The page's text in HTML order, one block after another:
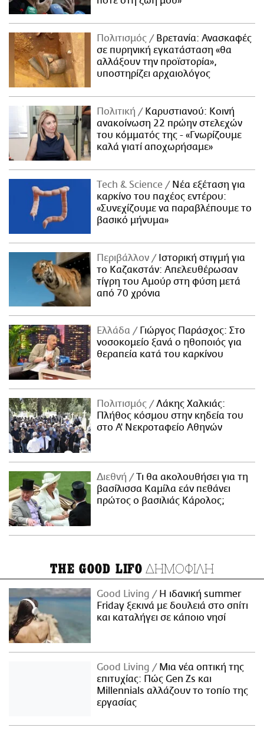
Πολιτισμός
Βρετανία: Ανασκαφές
σε πυρηνική εγκατάσταση «θα
αλλάξουν την προϊστορία»,
υποστηρίζει αρχαιολόγος
Πολιτική
Καρυστιανού: Κοινή
ανακοίνωση 22 πρώην στελεχών
του κόμματός της - «Γνωρίζουμε
καλά γιατί αποχωρήσαμε»
Τech & Science
Νέα εξέταση για
καρκίνο του παχέος εντέρου:
«Συνεχίζουμε να παραβλέπουμε το
βασικό μήνυμα»
Περιβάλλον
Ιστορική στιγμή για
το Καζακστάν: Απελευθέρωσαν
τίγρη του Αμούρ στη φύση μετά
από 70 χρόνια
Ελλάδα
Γιώργος Παράσχος: Στο
νοσοκομείο ξανά ο ηθοποιός για
θεραπεία κατά του καρκίνου
Πολιτισμός
Λάκης Χαλκιάς:
Πλήθος κόσμου στην κηδεία του
στο Α' Νεκροταφείο Αθηνών
Διεθνή
Τι θα ακολουθήσει για τη
βασίλισσα Καμίλα εάν πεθάνει
πρώτος ο βασιλιάς Κάρολος;
THE GOOD LIFO ΔΗΜΟΦΙΛΗ
Good Living
Η ιδανική summer
Friday ξεκινά με δουλειά στο σπίτι
και καταλήγει σε κάποιο νησί
Good Living
Μια νέα οπτική της
επιτυχίας: Πώς Gen Zs και
Millennials αλλάζουν το τοπίο της
εργασίας